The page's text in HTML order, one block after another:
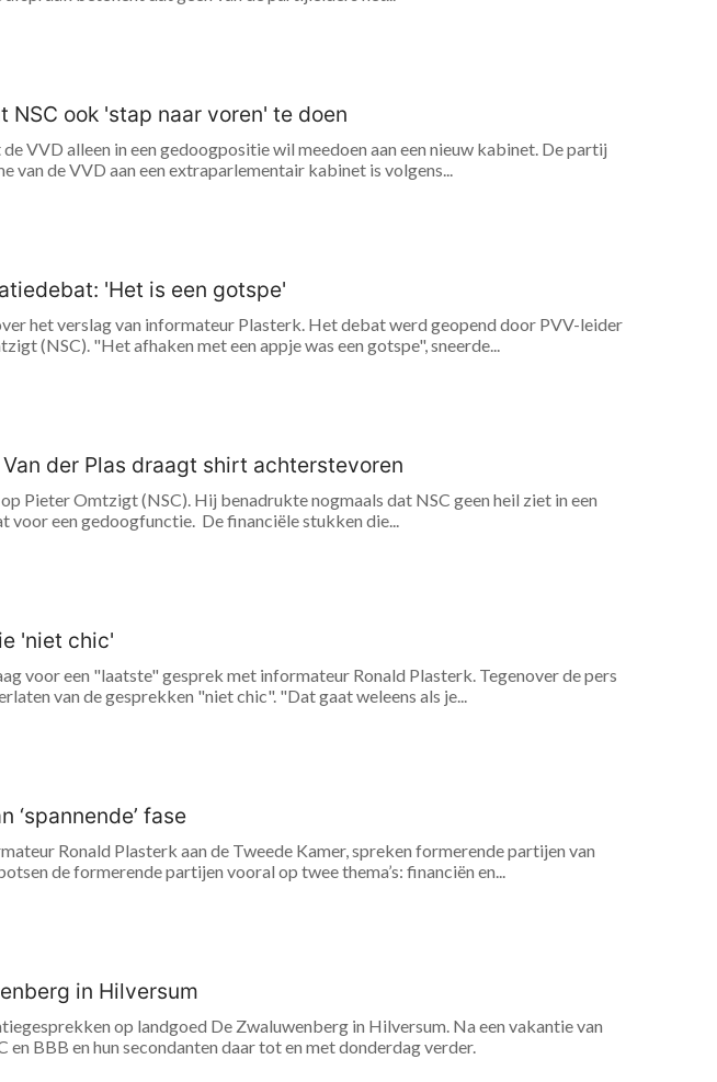
ook 'stap naar voren' te doen
VVD alleen in een gedoogpositie wil meedoen aan een nieuw kabinet. De partij
van de VVD aan een extraparlementair kabinet is volgens...
'Het is een gotspe'
het verslag van informateur Plasterk. Het debat werd geopend door PVV-leider
(NSC). "Het afhaken met een appje was een gotspe", sneerde...
der Plas draagt shirt achterstevoren
Pieter Omtzigt (NSC). Hij benadrukte nogmaals dat NSC geen heil ziet in een
voor een gedoogfunctie. De financiële stukken die...
'niet chic'
voor een "laatste" gesprek met informateur Ronald Plasterk. Tegenover de pers
van de gesprekken "niet chic". "Dat gaat weleens als je...
‘spannende’ fase
Ronald Plasterk aan de Tweede Kamer, spreken formerende partijen van
de formerende partijen vooral op twee thema’s: financiën en...
in Hilversum
op landgoed De Zwaluwenberg in Hilversum. Na een vakantie van
BBB en hun secondanten daar tot en met donderdag verder.